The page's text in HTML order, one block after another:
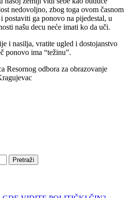
nedovoljno, zbog toga ovom časnom
postaviti ga ponovo na pijedestal, u
našu decu neće imati ko da uči.
i nasilja, vratite ugled i dostojanstvo
ponovo ima “težinu”.
Resornog odbora za obrazovanje